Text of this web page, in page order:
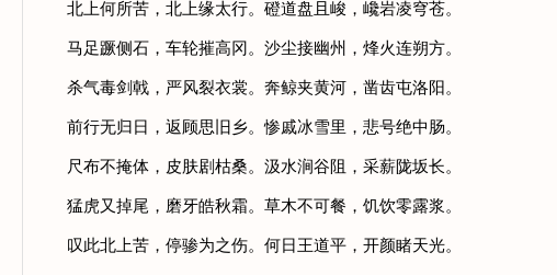
北上何所苦，北上缘太行。磴道盘且峻，巉岩凌穹苍。
马足蹶侧石，车轮摧高冈。沙尘接幽州，烽火连朔方。
杀气毒剑戟，严风裂衣裳。奔鲸夹黄河，凿齿屯洛阳。
前行无归日，返顾思旧乡。惨戚冰雪里，悲号绝中肠。
尺布不掩体，皮肤剧枯桑。汲水涧谷阻，采薪陇坂长。
猛虎又掉尾，磨牙皓秋霜。草木不可餐，饥饮零露浆。
叹此北上苦，停骖为之伤。何日王道平，开颜睹天光。